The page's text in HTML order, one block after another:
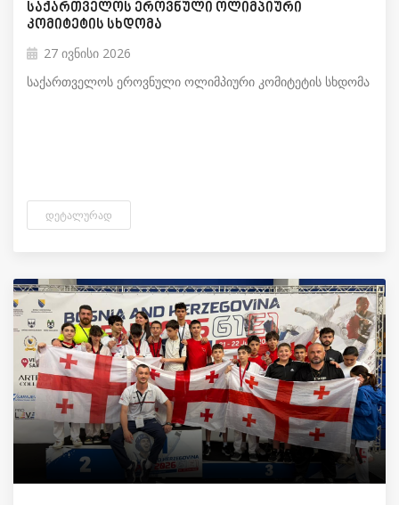
საქართველოს ეროვნული ოლიმპიური
კომიტეტის სხდომა
27 ივნისი 2026
საქართველოს ეროვნული ოლიმპიური კომიტეტის სხდომა
ᲓᲔᲢᲐᲚᲣᲠᲐᲓ